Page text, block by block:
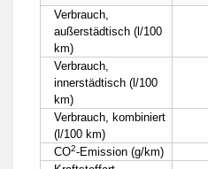
Verbrauch,
außerstädtisch (l/100
km)
Verbrauch,
innerstädtisch (l/100
km)
Verbrauch, kombiniert
(l/100 km)
CO2-Emission (g/km)